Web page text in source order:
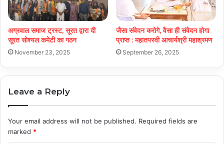
अग्रवाल समाज ट्रस्ट, सूरत द्वारा दी
सूरत सोश्यल कमेटी का गठन
November 23, 2025
जैसा संवेदन करोगे, वैसा ही संवेदन होगा
प्राप्त : महातपस्वी आचार्यश्री महाश्रमण
September 26, 2025
Leave a Reply
Your email address will not be published. Required fields are
marked *